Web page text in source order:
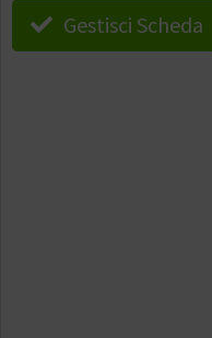
Gestisci Scheda